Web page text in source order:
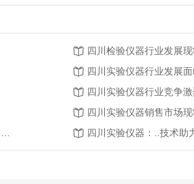
四川检验仪器行业发展
四川实验仪器行业发展
四川实验仪器行业竞争
四川实验仪器销售市场
四川实验仪器：..技术助